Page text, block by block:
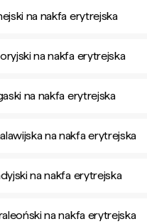
na nakfa erytrejska
na nakfa erytrejska
na nakfa erytrejska
na nakfa erytrejska
na nakfa erytrejska
na nakfa erytrejska